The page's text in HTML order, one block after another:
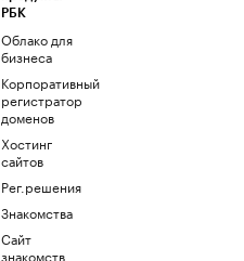
РБК
Облако для
бизнеса
Корпоративный
регистратор
доменов
Хостинг
сайтов
Рег.решения
Знакомства
Сайт
знакомств